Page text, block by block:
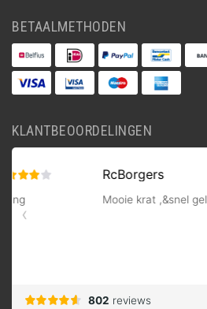
BETAALMETHODEN
KLANTBEOORDELINGEN